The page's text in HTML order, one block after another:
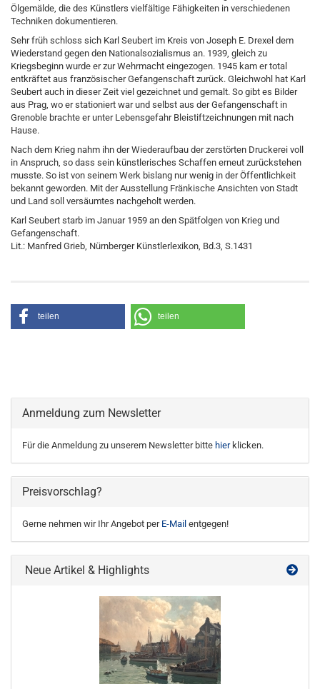
Ölgemälde, die des Künstlers vielfältige Fähigkeiten in verschiedenen
Techniken dokumentieren.
Sehr früh schloss sich Karl Seubert im Kreis von Joseph E. Drexel dem
Wiederstand gegen den Nationalsozialismus an. 1939, gleich zu
Kriegsbeginn wurde er zur Wehrmacht eingezogen. 1945 kam er total
entkräftet aus französischer Gefangenschaft zurück. Gleichwohl hat Karl
Seubert auch in dieser Zeit viel gezeichnet und gemalt. So gibt es Bilder
aus Prag, wo er stationiert war und selbst aus der Gefangenschaft in
Grenoble brachte er unter Lebensgefahr Bleistiftzeichnungen mit nach
Hause.
Nach dem Krieg nahm ihn der Wiederaufbau der zerstörten Druckerei voll
in Anspruch, so dass sein künstlerisches Schaffen erneut zurückstehen
musste. So ist von seinem Werk bislang nur wenig in der Öffentlichkeit
bekannt geworden. Mit der Ausstellung Fränkische Ansichten von Stadt
und Land soll versäumtes nachgeholt werden.
Karl Seubert starb im Januar 1959 an den Spätfolgen von Krieg und
Gefangenschaft.
Lit.: Manfred Grieb, Nürnberger Künstlerlexikon, Bd.3, S.1431
teilen teilen
Anmeldung zum Newsletter
Für die Anmeldung zu unserem Newsletter bitte hierklicken.
Preisvorschlag?
Gerne nehmen wir Ihr Angebot per E-Mail entgegen!
Neue Artikel & Highlights